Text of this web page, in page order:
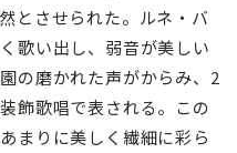
とさせられた。ルネ・バ
歌い出し、弱音が美しい
の磨かれた声がからみ、2
飾歌唱で表される。この
まりに美しく繊細に彩ら